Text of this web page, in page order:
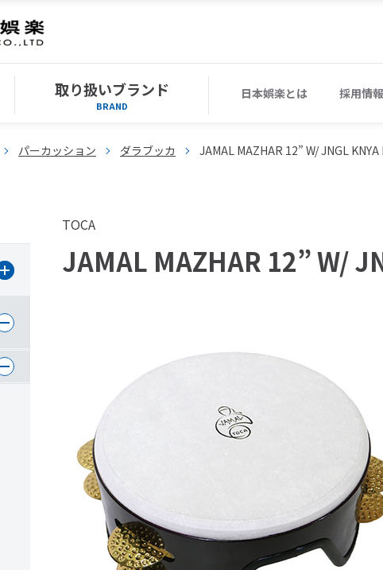
取り扱いブランド
BRAND
日本娯楽とは 採用情報
パーカッション ダラブッカ JAMAL MAZHAR 12” W/ JNGL
TOCA
JAMAL MAZHAR 12” W/